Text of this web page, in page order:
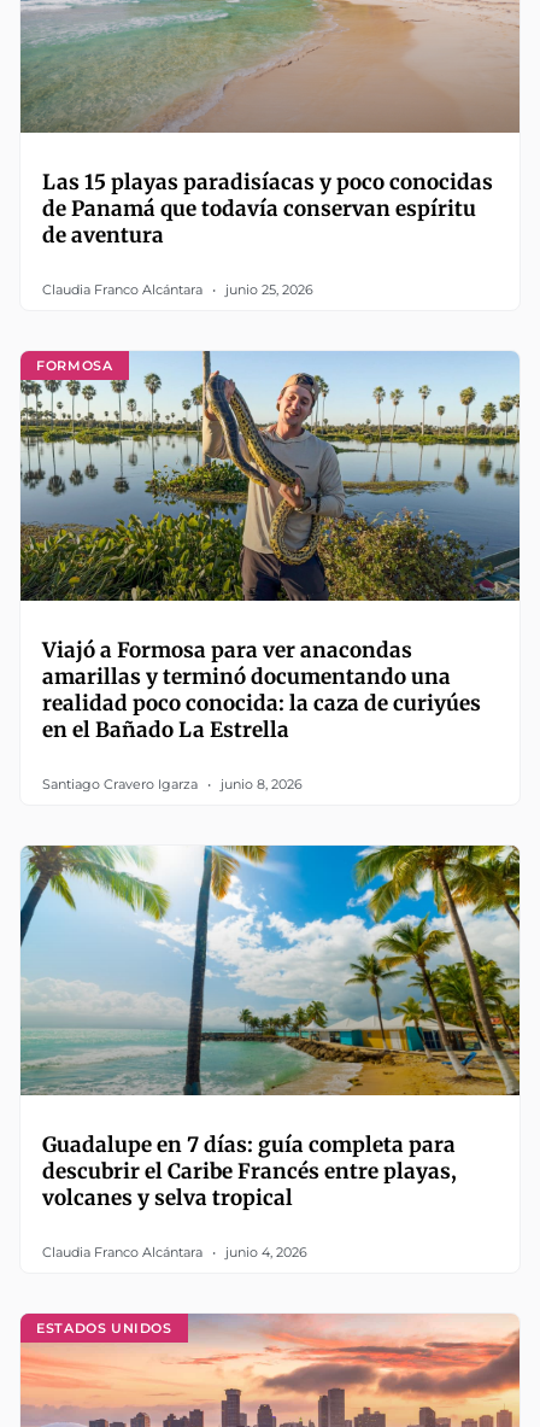
Las 15 playas paradisíacas y poco conocidas
de Panamá que todavía conservan espíritu
de aventura
Claudia Franco Alcántara junio 25, 2026
FORMOSA
Viajó a Formosa para ver anacondas
amarillas y terminó documentando una
realidad poco conocida: la caza de curiyúes
en el Bañado La Estrella
Santiago Cravero Igarza junio 8, 2026
Guadalupe en 7 días: guía completa para
descubrir el Caribe Francés entre playas,
volcanes y selva tropical
Claudia Franco Alcántara junio 4, 2026
ESTADOS UNIDOS